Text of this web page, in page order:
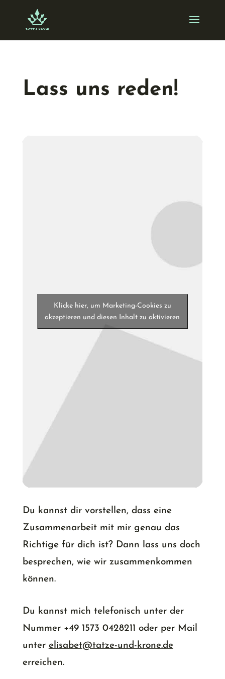
content
Lass uns reden!
Klicke hier, um Marketing-Cookies zu
akzeptieren und diesen Inhalt zu aktivieren
Du kannst dir vorstellen, dass eine
Zusammenarbeit mit mir genau das
Richtige für dich ist? Dann lass uns doch
besprechen, wie wir zusammenkommen
können.
Du kannst mich telefonisch unter der
Nummer +49 1573 0428211 oder per Mail
unter elisabet@tatze-und-krone.de
erreichen.